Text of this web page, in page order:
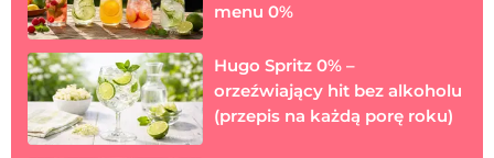
menu 0%
Hugo Spritz 0% –
orzeźwiający hit bez alkoholu
(przepis na każdą porę roku)